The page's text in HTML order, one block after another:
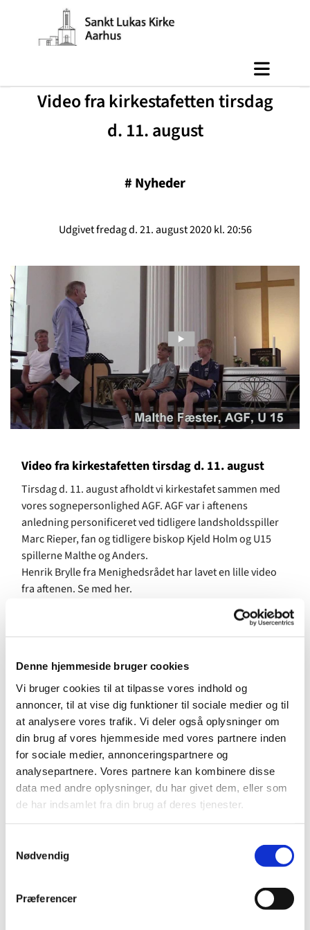
Denne hjemmeside bruger cookies
Vi bruger cookies til at tilpasse vores indhold og
annoncer, til at vise dig funktioner til sociale medier og til
at analysere vores trafik. Vi deler også oplysninger om
din brug af vores hjemmeside med vores partnere inden
for sociale medier, annonceringspartnere og
analysepartnere. Vores partnere kan kombinere disse
data med andre oplysninger, du har givet dem, eller som
de har indsamlet fra din brug af deres tjenester.
Nødvendig
Præferencer
Video fra kirkestafetten tirsdag
d. 11. august
# Nyheder
Udgivet fredag d. 21. august 2020 kl. 20:56
Video fra kirkestafetten tirsdag d. 11. august
Tirsdag d. 11. august afholdt vi kirkestafet sammen med
vores sognepersonlighed AGF. AGF var i aftenens
anledning personificeret ved tidligere landsholdsspiller
Marc Rieper, fan og tidligere biskop Kjeld Holm og U15
spillerne Malthe og Anders.
Henrik Brylle fra Menighedsrådet har lavet en lille video
fra aftenen. Se med her.
Du vil måske også kunne lide...